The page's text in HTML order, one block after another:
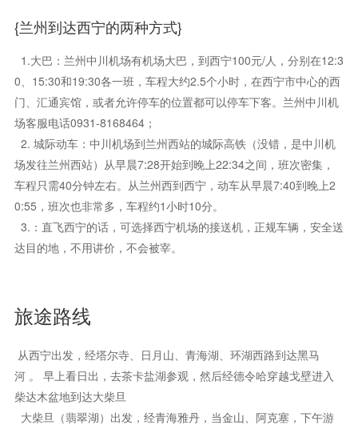
{兰州到达西宁的两种方式}
1.大巴：兰州中川机场有机场大巴，到西宁100元/人，分别在12:3
0、15:30和19:30各一班，车程大约2.5个小时，在西宁市中心的西
门、汇通宾馆，或者允许停车的位置都可以停车下客。兰州中川机
场客服电话0931-8168464；
2. 城际动车：中川机场到兰州西站的城际高铁（没错，是中川机
场发往兰州西站）从早晨7:28开始到晚上22:34之间，班次密集，
车程只需40分钟左右。从兰州西到西宁，动车从早晨7:40到晚上2
0:55，班次也非常多，车程约1小时10分。
3.：直飞西宁的话，可选择西宁机场的接送机，正规车辆，安全送
达目的地，不用讲价，不会被宰。
旅途路线
从西宁出发，经塔尔寺、日月山、青海湖、环湖西路到达黑马
河 。 早上看日出，去茶卡盐湖参观，然后经德令哈穿越戈壁进入
柴达木盆地到达大柴旦
大柴旦（翡翠湖）出发，经青海雅丹，当金山、阿克塞，下午游